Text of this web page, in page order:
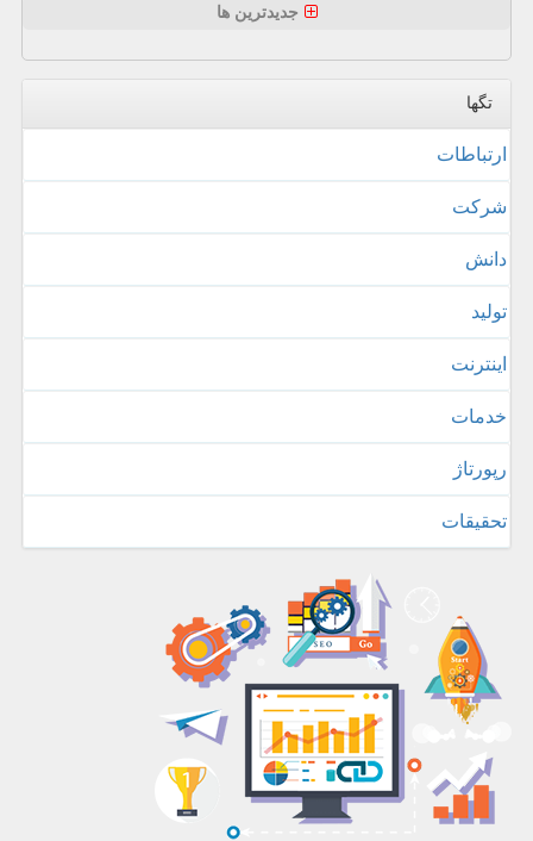
جدیدترین ها
تگها
ارتباطات
شركت
دانش
تولید
اینترنت
خدمات
رپورتاژ
تحقیقات